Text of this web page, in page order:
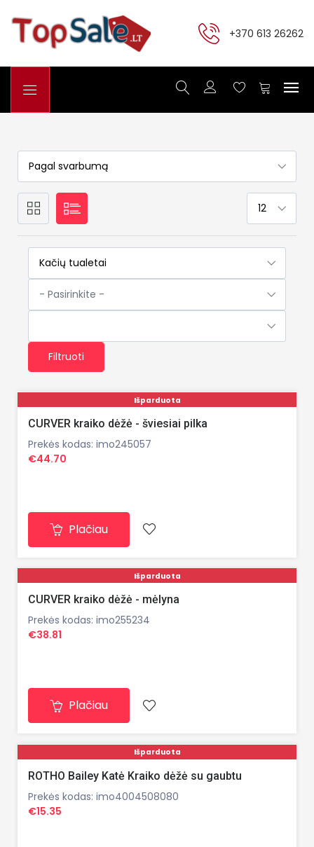
+370 613 26262
Filtruoti
Išparduota
CURVER kraiko dėžė - šviesiai pilka
Prekės kodas: imo245057
€44.70
Plačiau
Išparduota
CURVER kraiko dėžė - mėlyna
Prekės kodas: imo255234
€38.81
Plačiau
Išparduota
ROTHO Bailey Katė Kraiko dėžė su gaubtu
Prekės kodas: imo4004508080
€15.35